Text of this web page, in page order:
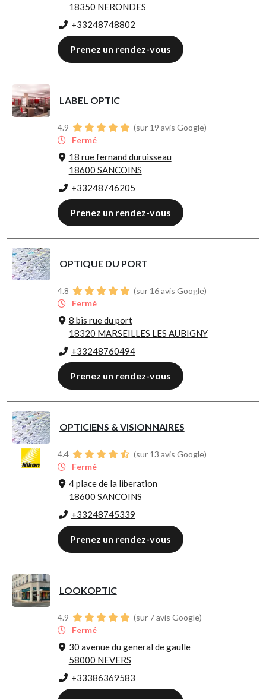
18350 NERONDES
+33248748802
Prenez un rendez-vous
LABEL OPTIC
4.9
(sur 19 avis Google)
Fermé
18 rue fernand duruisseau
18600 SANCOINS
+33248746205
Prenez un rendez-vous
OPTIQUE DU PORT
4.8
(sur 16 avis Google)
Fermé
8 bis rue du port
18320 MARSEILLES LES AUBIGNY
+33248760494
Prenez un rendez-vous
OPTICIENS & VISIONNAIRES
4.4
(sur 13 avis Google)
Fermé
4 place de la liberation
18600 SANCOINS
+33248745339
Prenez un rendez-vous
LOOKOPTIC
4.9
(sur 7 avis Google)
Fermé
30 avenue du general de gaulle
58000 NEVERS
+33386369583